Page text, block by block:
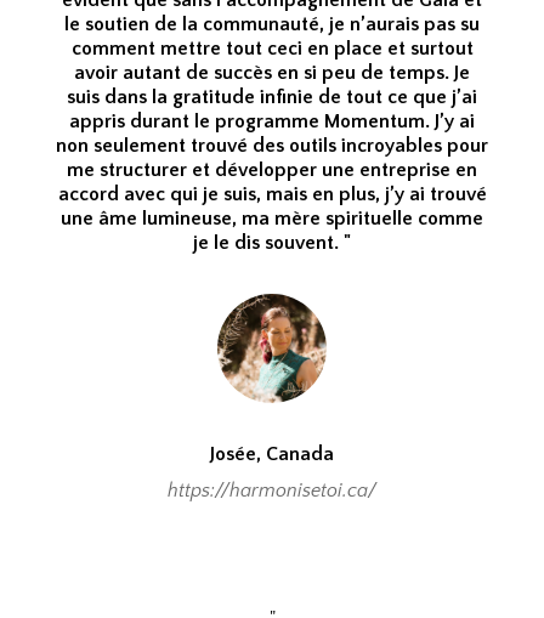
le soutien de la communauté, je n’aurais pas su
comment mettre tout ceci en place et surtout
avoir autant de succès en si peu de temps. Je
suis dans la gratitude infinie de tout ce que j’ai
appris durant le programme Momentum. J’y ai
non seulement trouvé des outils incroyables pour
me structurer et développer une entreprise en
accord avec qui je suis, mais en plus, j’y ai trouvé
une âme lumineuse, ma mère spirituelle comme
je le dis souvent. "
Josée, Canada
https://harmonisetoi.ca/